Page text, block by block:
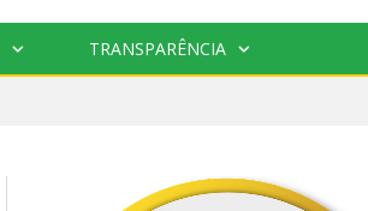
TRANSPARÊNCIA